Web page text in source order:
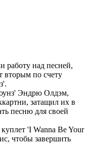
работу над песней,
вторым по счету
Эндрю Олдэм,
затащил их в
песню для своей
'I Wanna Be Your
чтобы завершить